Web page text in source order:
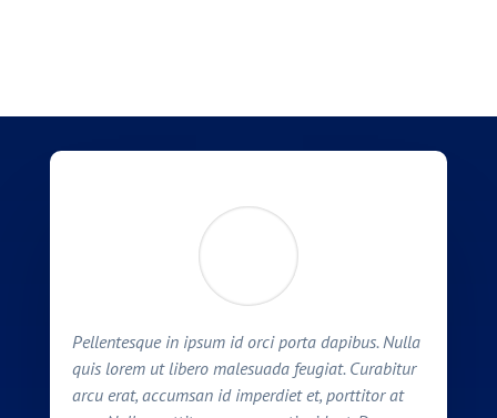
Pellentesque in ipsum id orci porta dapibus. Nulla
quis lorem ut libero malesuada feugiat. Curabitur
arcu erat, accumsan id imperdiet et, porttitor at